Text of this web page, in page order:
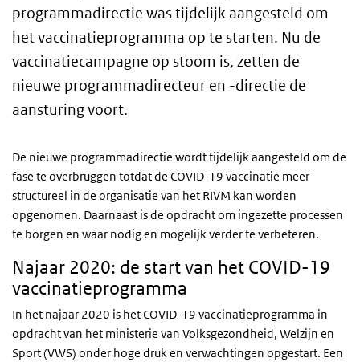
programmadirectie was tijdelijk aangesteld om
het vaccinatieprogramma op te starten. Nu de
vaccinatiecampagne op stoom is, zetten de
nieuwe programmadirecteur en -directie de
aansturing voort.
De nieuwe programmadirectie wordt tijdelijk aangesteld om de
fase te overbruggen totdat de COVID-19 vaccinatie meer
structureel in de organisatie van het RIVM kan worden
opgenomen. Daarnaast is de opdracht om ingezette processen
te borgen en waar nodig en mogelijk verder te verbeteren.
Najaar 2020: de start van het COVID-19
vaccinatieprogramma
In het najaar 2020 is het COVID-19 vaccinatieprogramma in
opdracht van het ministerie van Volksgezondheid, Welzijn en
Sport (VWS) onder hoge druk en verwachtingen opgestart. Een